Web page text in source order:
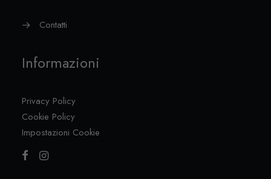
Contatti
Informazioni
Privacy Policy
Cookie Policy
Impostazioni Cookie